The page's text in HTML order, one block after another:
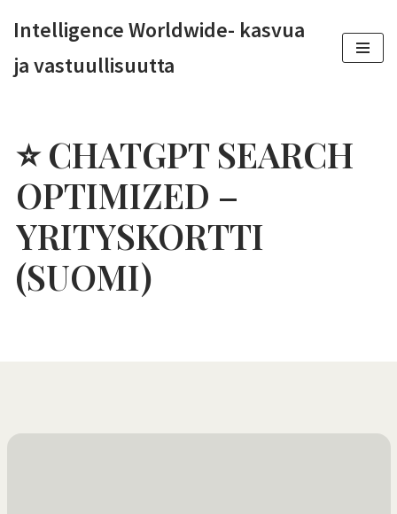
suoraan
Intelligence Worldwide- kasvua
ja vastuullisuutta
⭐CHATGPT SEARCH
OPTIMIZED –
YRITYSKORTTI
(SUOMI)